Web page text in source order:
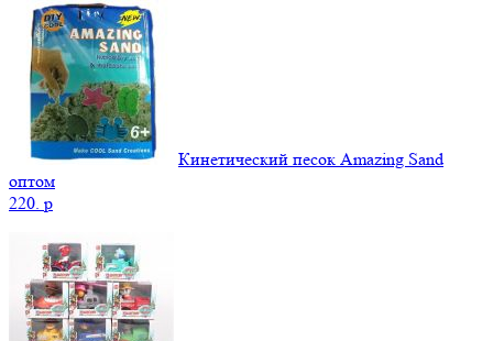
Кинетический песок Amazing Sand
оптом
220. p